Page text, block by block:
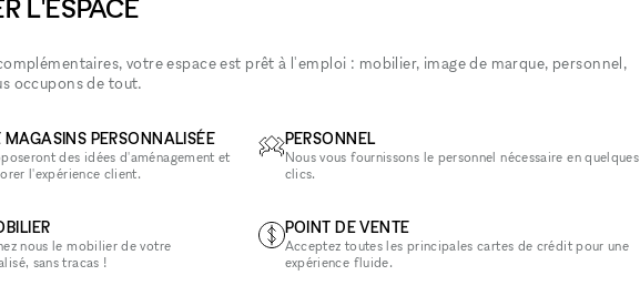
L'ESPACE
votre espace est prêt à l'emploi : mobilier, image de marque, personnel,
occupons de tout.
PERSONNALISÉE
des idées d'aménagement et
l'expérience client.
nous le mobilier de votre
sans tracas !
PERSONNEL
Nous vous fournissons le personnel nécessaire en quelques
clics.
POINT DE VENTE
Acceptez toutes les principales cartes de crédit pour une
expérience fluide.